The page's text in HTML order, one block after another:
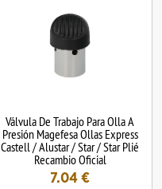
Válvula De Trabajo Para Olla A
Presión Magefesa Ollas Express
Castell / Alustar / Star / Star Plié
Recambio Oficial
7.04 €